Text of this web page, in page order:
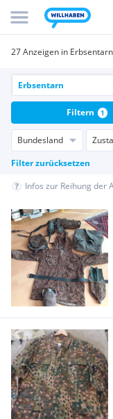
27 Anzeigen in Erbsentarn
Bundesland
Filter zurücksetzen
Filtern 1
Infos zur Reihung der